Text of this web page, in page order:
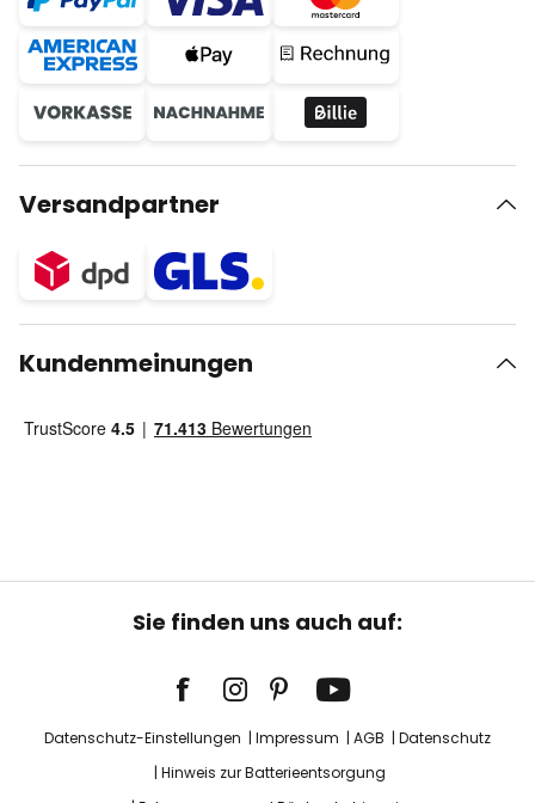
Versandpartner
Kundenmeinungen
Sie finden uns auch auf:
Datenschutz-Einstellungen Impressum AGB
Datenschutz
Hinweis zur Batterieentsorgung